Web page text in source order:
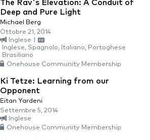
The Rav's Elevation: A Conduit of
Deep and Pure Light
Michael Berg
Ottobre 21, 2014
Inglese
Inglese, Spagnolo, Italiano, Portoghese
Brasiliano
Onehouse Community Membership
Ki Tetze: Learning from our
Opponent
Eitan Yardeni
Settembre 5, 2014
Inglese
Onehouse Community Membership